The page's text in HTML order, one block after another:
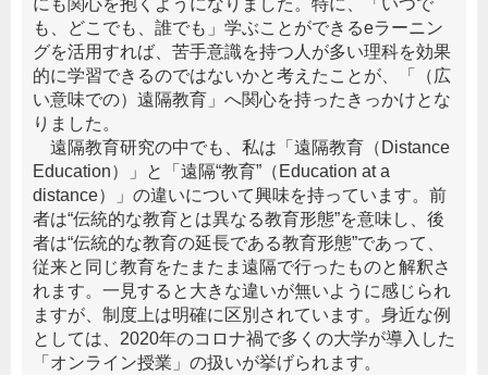
も、どこでも、誰でも」学ぶことができるeラーニン
グを活用すれば、苦手意識を持つ人が多い理科を効果
的に学習できるのではないかと考えたことが、「（広
い意味での）遠隔教育」へ関心を持ったきっかけとな
りました。
遠隔教育研究の中でも、私は「遠隔教育（Distance
Education）」と「遠隔“教育”（Education at a
distance）」の違いについて興味を持っています。前
者は“伝統的な教育とは異なる教育形態”を意味し、後
者は“伝統的な教育の延長である教育形態”であって、
従来と同じ教育をたまたま遠隔で行ったものと解釈さ
れます。一見すると大きな違いが無いように感じられ
ますが、制度上は明確に区別されています。身近な例
としては、2020年のコロナ禍で多くの大学が導入した
「オンライン授業」の扱いが挙げられます。